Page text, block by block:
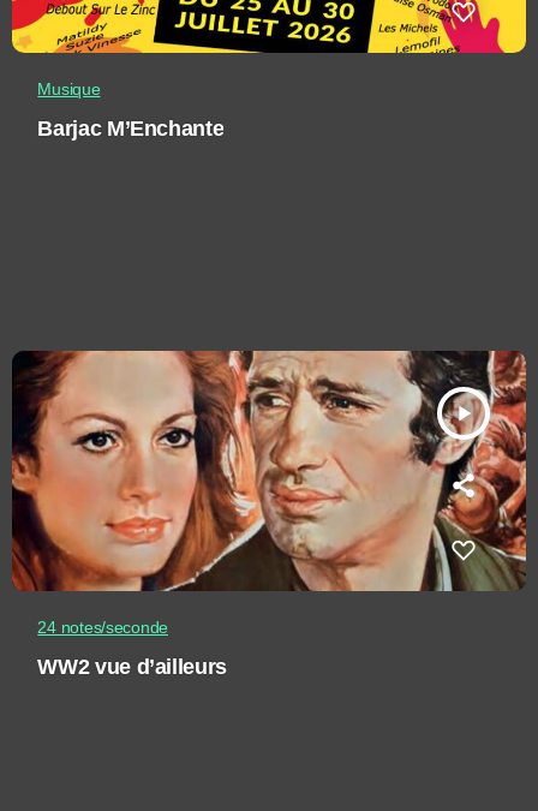
Musique
Barjac M’Enchante
play_arrow
24 notes/seconde
WW2 vue d’ailleurs